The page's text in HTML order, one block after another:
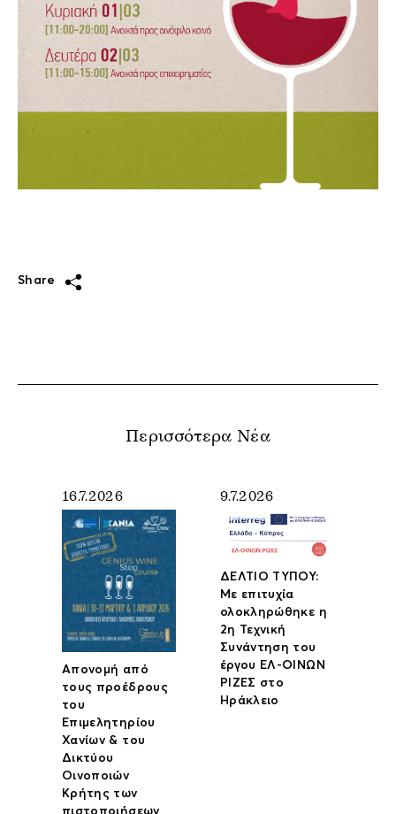
Share
Περισσότερα Νέα
16.7.2026
Απονομή από
τους προέδρους
του
Επιμελητηρίου
Χανίων & του
Δικτύου
Οινοποιών
Κρήτης των
9.7.2026
ΔΕΛΤΙΟ ΤΥΠΟΥ:
Με επιτυχία
ολοκληρώθηκε η
2η Τεχνική
Συνάντηση του
έργου ΕΛ-ΟΙΝΩΝ
ΡΙΖΕΣ στο
Ηράκλειο